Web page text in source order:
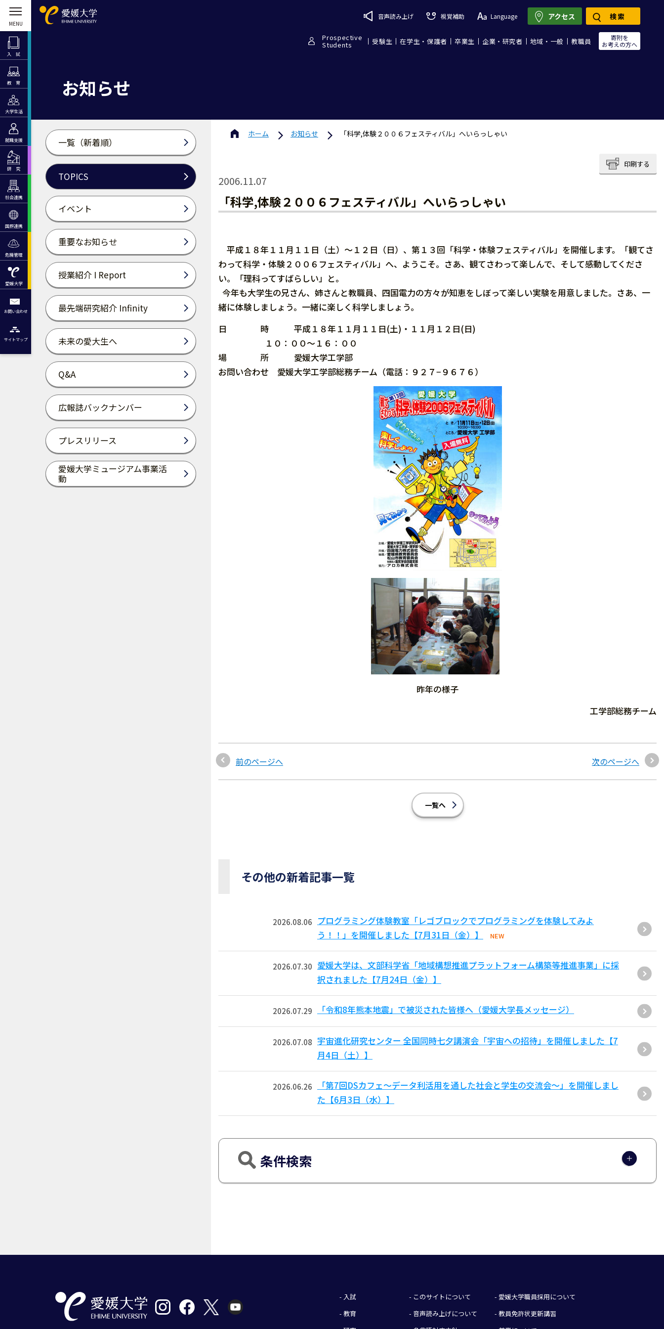
入 試
教 育
大学生活
就職支援
研 究
社会連携
国際連携
危機管理
愛媛大学
お問い合わせ
サイトマップ
音声読み上げ 視覚補助 Language
Prospective
Students 受験生 在学生・保護者 卒業生 企業・研究者 地域・一般 教職員
寄附を
お考えの方へ
アクセス 検索
お知らせ
一覧（新着順）
TOPICS
イベント
重要なお知らせ
授業紹介 I Report
最先端研究紹介 Infinity
未来の愛大生へ
Q&A
広報誌バックナンバー
プレスリリース
愛媛大学ミュージアム事業活
動
ホーム お知らせ 「科学,体験２００６フェスティバル」へいらっしゃい
印刷する
2006.11.07
「科学,体験２００６フェスティバル」へいらっしゃい
平成１８年１１月１１日（土）〜１２日（日）、第１３回「科学・体験フェスティバル」を開催します。「観てさ
わって科学・体験２００６フェスティバル」へ、ようこそ。さあ、観てさわって楽しんで、そして感動してくださ
い。「理科ってすばらしい」と。
今年も大学生の兄さん、姉さんと教職員、四国電力の方々が知恵をしぼって楽しい実験を用意しました。さあ、一
緒に体験しましょう。一緒に楽しく科学しましょう。
日 時 平成１８年１１月１１日(土)・１１月１２日(日)
１０：００〜１６：００
場 所 愛媛大学工学部
お問い合わせ 愛媛大学工学部総務チーム（電話：９２７−９６７６）
昨年の様子
工学部総務チーム
前のページへ 次のページへ
一覧へ
その他の新着記事一覧
2026.08.06
プログラミング体験教室「レゴブロックでプログラミングを体験してみよ
う！！」を開催しました【7月31日（金）】
NEW
2026.07.30 愛媛大学は、文部科学省「地域構想推進プラットフォーム構築等推進事業」に採
択されました【7月24日（金）】
2026.07.29 「令和8年熊本地震」で被災された皆様へ（愛媛大学長メッセージ）
2026.07.08 宇宙進化研究センター 全国同時七夕講演会「宇宙への招待」を開催しました【7
月4日（土）】
2026.06.26
「第7回DSカフェ〜データ利活用を通した社会と学生の交流会〜」を開催しまし
た【6月3日（水）】
条件検索
- 入試
- 教育
- このサイトについて
- 音声読み上げについて
- 愛媛大学職員採用について
- 教員免許状更新講習